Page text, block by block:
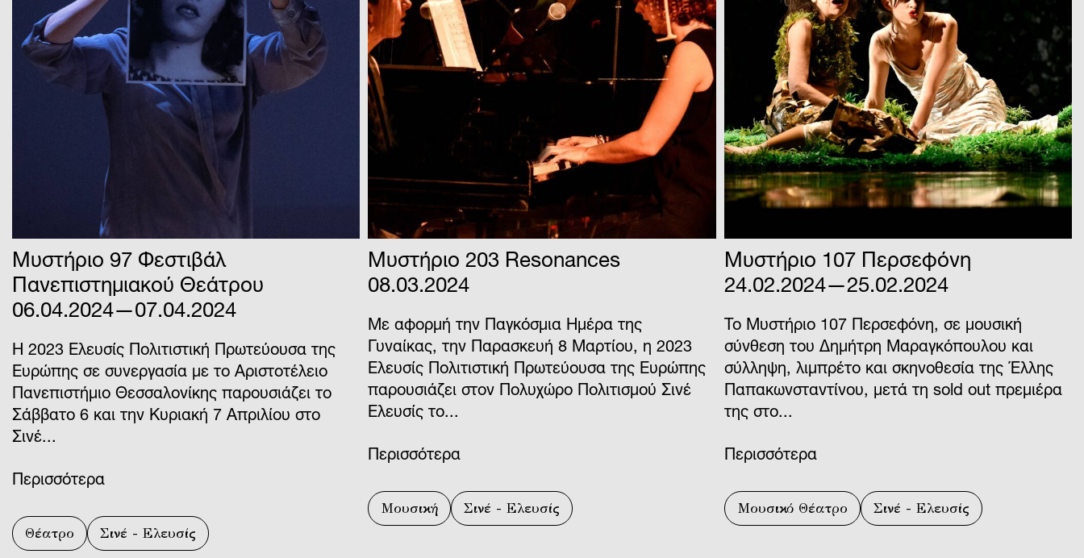
Μυστήριο 97 Φεστιβάλ
Πανεπιστημιακού Θεάτρου
06.04.2024—07.04.2024
Η 2023 Ελευσίς Πολιτιστική Πρωτεύουσα της
Ευρώπης σε συνεργασία με το Αριστοτέλειο
Πανεπιστήμιο Θεσσαλονίκης παρουσιάζει το
Σάββατο 6 και την Κυριακή 7 Απριλίου στο
Σινέ...
Περισσότερα
Θέατρο Σινέ - Ελευσίς
Μυστήριο 203 Resonances
08.03.2024
Με αφορμή την Παγκόσμια Ημέρα της
Γυναίκας, την Παρασκευή 8 Μαρτίου, η 2023
Ελευσίς Πολιτιστική Πρωτεύουσα της Ευρώπης
παρουσιάζει στον Πολυχώρο Πολιτισμού Σινέ
Ελευσίς το...
Περισσότερα
Μουσική Σινέ - Ελευσίς
Μυστήριο 107 Περσεφόνη
24.02.2024—25.02.2024
Το Μυστήριο 107 Περσεφόνη, σε μουσική
σύνθεση του Δημήτρη Μαραγκόπουλου και
σύλληψη, λιμπρέτο και σκηνοθεσία της Έλλης
Παπακωνσταντίνου, μετά τη sold out πρεμιέρα
της στο...
Περισσότερα
Μουσικό Θέατρο Σινέ - Ελευσίς